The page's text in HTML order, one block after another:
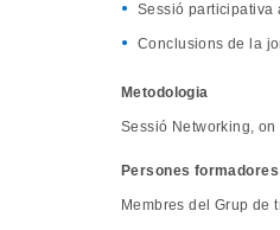
Sessió participativa
Conclusions de la
Metodologia
Sessió Networking,
Persones formadores
Membres del Grup de